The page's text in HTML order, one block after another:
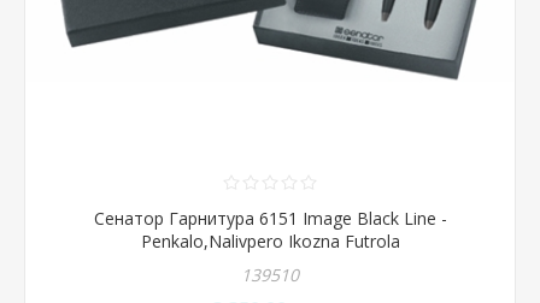
Сенатор Гарнитура 6151 Image Black Line -
Penkalo,Nalivpero Ikozna Futrola
139510